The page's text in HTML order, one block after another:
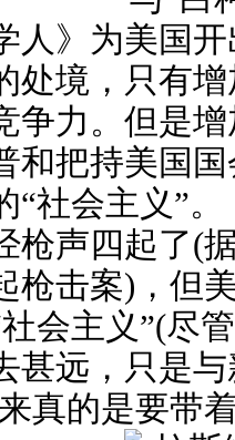
人》为美国
处境，只有
争力。但是
和把持美国
“社会主义”。
枪声四起了(
枪击案)，但
会主义”(尽
甚远，只是
真的是要带